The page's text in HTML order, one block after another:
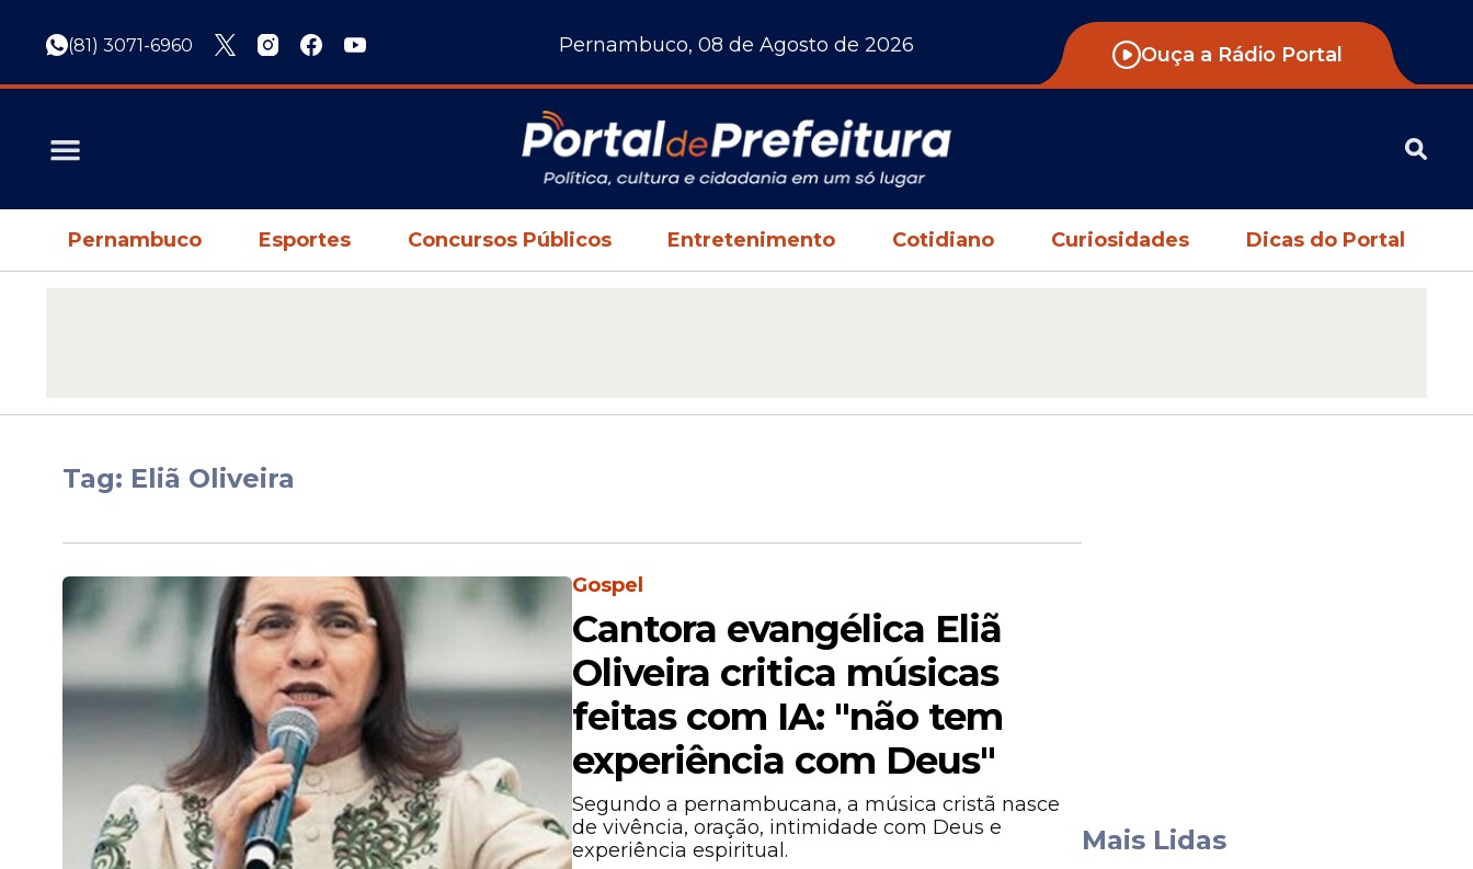
(81) 3071-6960 Pernambuco, 08 de Agosto de 2026 Ouça a Rádio Portal
Pernambuco Esportes Concursos Públicos Entretenimento Cotidiano Curiosidades Dicas do Portal
Tag: Eliã Oliveira
Gospel
Cantora evangélica Eliã
Oliveira critica músicas
feitas com IA: "não tem
experiência com Deus"
Segundo a pernambucana, a música cristã nasce
de vivência, oração, intimidade com Deus e
experiência espiritual.
Mais Lidas